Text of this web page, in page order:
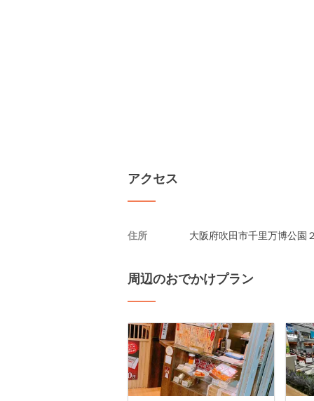
アクセス
住所 大阪府吹田市千里万博公園
周辺のおでかけプラン